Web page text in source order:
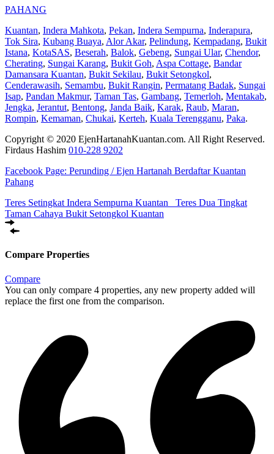
PAHANG
Kuantan, Indera Mahkota, Pekan, Indera Sempurna, Inderapura,
Tok Sira, Kubang Buaya, Alor Akar, Pelindung, Kempadang, Bukit
Istana, KotaSAS, Beserah, Balok, Gebeng, Sungai Ular, Chendor,
Cherating, Sungai Karang, Bukit Goh, Aspa Cottage, Bandar
Damansara Kuantan, Bukit Sekilau, Bukit Setongkol,
Cenderawasih, Semambu, Bukit Rangin, Permatang Badak, Sungai
Isap, Pandan Makmur, Taman Tas, Gambang, Temerloh, Mentakab,
Jengka, Jerantut, Bentong, Janda Baik, Karak, Raub, Maran,
Rompin, Kemaman, Chukai, Kerteh, Kuala Terengganu, Paka.
Copyright © 2020 EjenHartanahKuantan.com. All Right Reserved.
Firdaus Hashim 010-228 9202
Facebook Page: Perunding / Ejen Hartanah Berdaftar Kuantan
Pahang
Teres Setingkat Indera Sempurna Kuantan
Teres Dua Tingkat
Taman Cahaya Bukit Setongkol Kuantan
Compare Properties
Compare
You can only compare 4 properties, any new property added will
replace the first one from the comparison.